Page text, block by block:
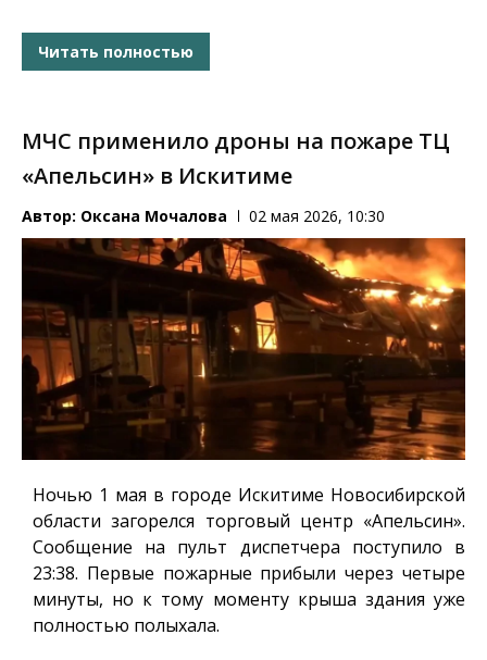
Читать полностью
МЧС применило дроны на пожаре ТЦ
«Апельсин» в Искитиме
Автор: Оксана Мочалова 02 мая 2026, 10:30
Ночью 1 мая в городе Искитиме Новосибирской
области загорелся торговый центр «Апельсин».
Сообщение на пульт диспетчера поступило в
23:38. Первые пожарные прибыли через четыре
минуты, но к тому моменту крыша здания уже
полностью полыхала.